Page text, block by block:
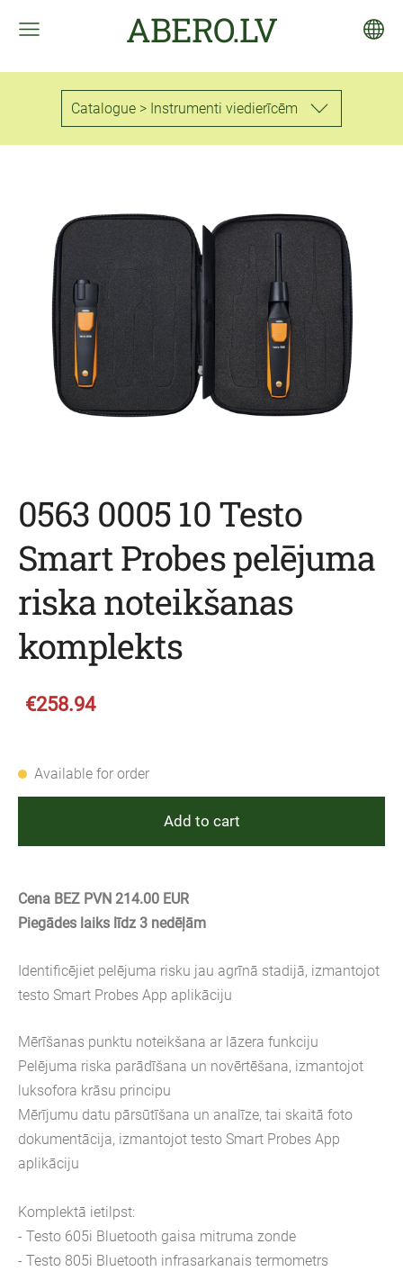
ABERO.LV
Catalogue > Instrumenti viedierīcēm
0563 0005 10 Testo
Smart Probes pelējuma
riska noteikšanas
komplekts
€258.94
Available for order
Add to cart
Cena BEZ PVN 214.00 EUR
Piegādes laiks līdz 3 nedēļām
Identificējiet pelējuma risku jau agrīnā stadijā, izmantojot
testo Smart Probes App aplikāciju
Mērīšanas punktu noteikšana ar lāzera funkciju
Pelējuma riska parādīšana un novērtēšana, izmantojot
luksofora krāsu principu
Mērījumu datu pārsūtīšana un analīze, tai skaitā foto
dokumentācija, izmantojot testo Smart Probes App
aplikāciju
Komplektā ietilpst:
- Testo 605i Bluetooth gaisa mitruma zonde
- Testo 805i Bluetooth infrasarkanais termometrs